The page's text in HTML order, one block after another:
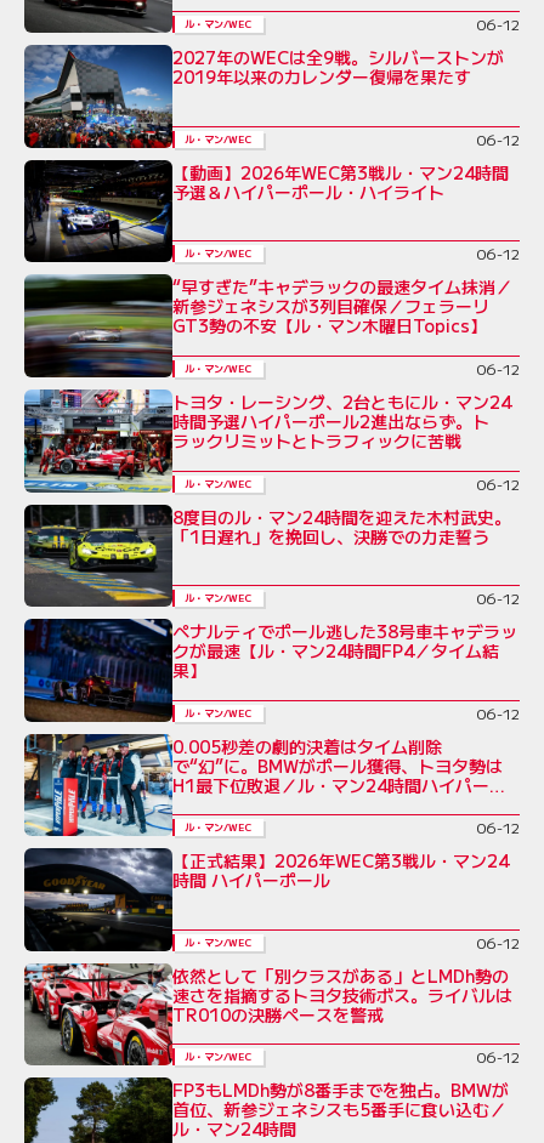
ル・マン/WEC 06-12
2027年のWECは全9戦。シルバーストンが
2019年以来のカレンダー復帰を果たす
ル・マン/WEC 06-12
【動画】2026年WEC第3戦ル・マン24時間
予選＆ハイパーポール・ハイライト
ル・マン/WEC 06-12
“早すぎた”キャデラックの最速タイム抹消／
新参ジェネシスが3列目確保／フェラーリ
GT3勢の不安【ル・マン木曜日Topics】
ル・マン/WEC 06-12
トヨタ・レーシング、2台ともにル・マン24
時間予選ハイパーポール2進出ならず。ト
ラックリミットとトラフィックに苦戦
ル・マン/WEC 06-12
8度目のル・マン24時間を迎えた木村武史。
「1日遅れ」を挽回し、決勝での力走誓う
ル・マン/WEC 06-12
ペナルティでポール逃した38号車キャデラッ
クが最速【ル・マン24時間FP4／タイム結
果】
ル・マン/WEC 06-12
0.005秒差の劇的決着はタイム削除
で“幻”に。BMWがポール獲得、トヨタ勢は
H1最下位敗退／ル・マン24時間ハイパー
ル・マン/WEC 06-12
【正式結果】2026年WEC第3戦ル・マン24
時間 ハイパーポール
ル・マン/WEC 06-12
依然として「別クラスがある」とLMDh勢の
速さを指摘するトヨタ技術ボス。ライバルは
TR010の決勝ペースを警戒
ル・マン/WEC 06-12
FP3もLMDh勢が8番手までを独占。BMWが
首位、新参ジェネシスも5番手に食い込む／
ル・マン24時間